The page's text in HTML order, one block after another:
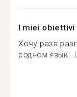
I miei obiettivi
Хочу раза
родном язык...